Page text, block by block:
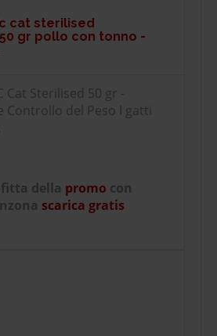
cat sterilised
gr pollo con tonno -
Cat Sterilised 50 gr -
Controllo del Peso I gatti
della promo con
scarica gratis